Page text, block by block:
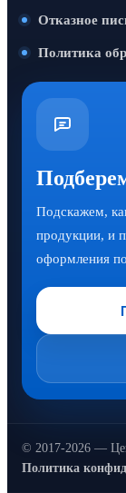
Отказное
Политика
Подскажем,
продукции, и
оформления
© 2017-2026 —
Политика